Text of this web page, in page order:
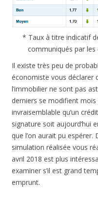
* Taux à titre indicatif
communiqués par
Il existe très peu de
économiste vous déclarer
l’immobilier ne sont pas
derniers se modifient mois
invraisemblable qu’un
signature soit aujourd’hui
que l’on aurait pu
simulation réalisée vous
avril 2018 est plus
examiner s’il est grand
emprunt.